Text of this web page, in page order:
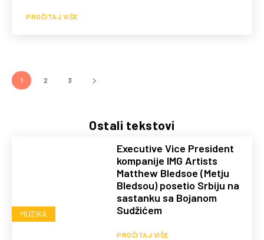
PROČITAJ VIŠE
1 2 3
Ostali tekstovi
MUZIKA
Executive Vice President
kompanije IMG Artists
Matthew Bledsoe (Metju
Bledsou) posetio Srbiju na
sastanku sa Bojanom
Sudžićem
PROČITAJ VIŠE